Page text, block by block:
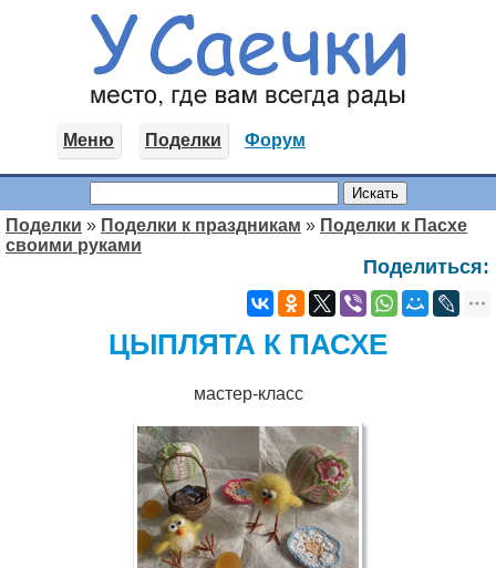
Меню Поделки Форум
Поделки » Поделки к праздникам » Поделки к Пасхе
своими руками
Поделиться:
ЦЫПЛЯТА К ПАСХЕ
мастер-класс